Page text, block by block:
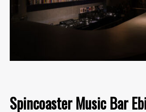
Spincoaster Music Bar